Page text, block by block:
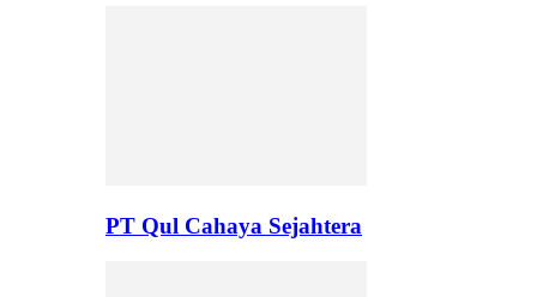
PT Qul Cahaya Sejahtera